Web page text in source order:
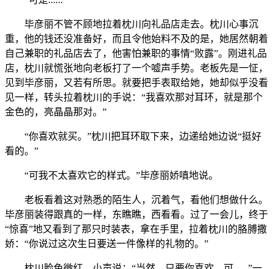
毕彦丽不管不顾地拉着枕川向礼品店走去。枕川心事沉
重，他的钱还没准备好，而且令他始料不及的是，她居然朝着
自己兼职的礼品店去了，他害怕兼职的事情“败露”。刚进礼品
店，枕川就慌张地向老板打了一个嘘声手势。老板先是一怔，
见到毕彦丽，又若有所思。就要把手表取给她，她却似乎没看
见一样，转头拉着枕川的手说：“我喜欢那对耳环，就是那个
金色的，亮晶晶那对。”
“你喜欢就买。”枕川把耳环取下来，边递给她边说“挺好
看的。”
“可我不太喜欢它的样式。”毕彦丽娇嗔地说。
老板看着这对熟悉的陌生人，沉着气，看他们想做什么。
毕彦丽装得跟真的一样，东瞧瞧，西看看。过了一会儿，终于
“惊喜”地又看到了那只时装表，拿在手里，拉着枕川的胳膊撒
娇：“你说过这次生日要送一件像样的礼物的。”